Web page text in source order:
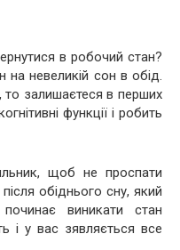
в робочий стан?
на невеликій сон в обід.
залишаєтеся в перших
функції і робить
щоб не проспати
обіднього сну, який
виникати стан
і у вас зявляється все